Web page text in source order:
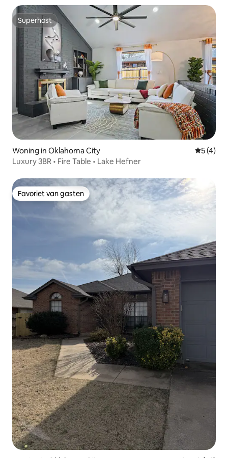
Superhost
Superhost
Woning in Oklahoma City
5 (4)
Luxury 3BR • Fire Table • Lake Hefner
Favoriet van gasten
Favoriet van gasten